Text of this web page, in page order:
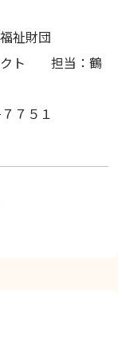
祉財団
担当：鶴
５１